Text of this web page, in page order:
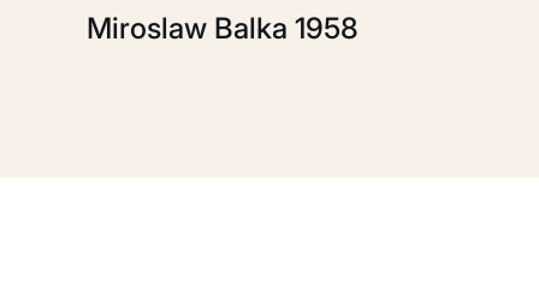
Miroslaw Balka 1958